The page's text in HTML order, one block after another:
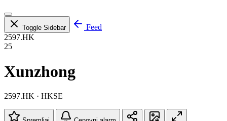
Toggle Sidebar
Feed
2597.HK
25
Xunzhong
2597.HK · HKSE